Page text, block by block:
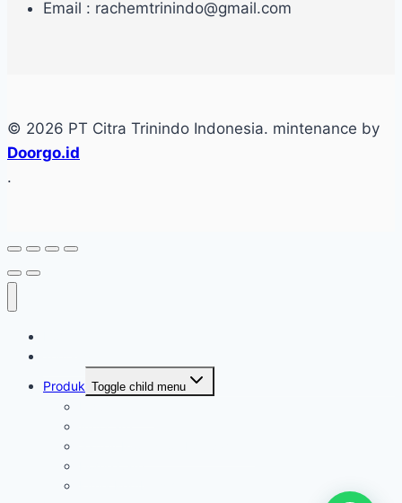
Email : rachemtrinindo@gmail.com
© 2026 PT Citra Trinindo Indonesia. mintenance by
Doorgo.id
.
Produk Toggle child menu